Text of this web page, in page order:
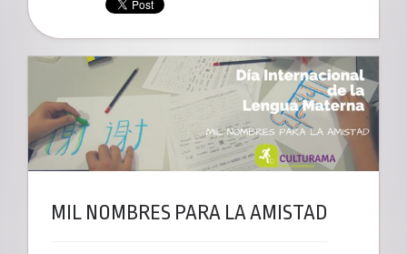
MIL NOMBRES PARA LA AMISTAD